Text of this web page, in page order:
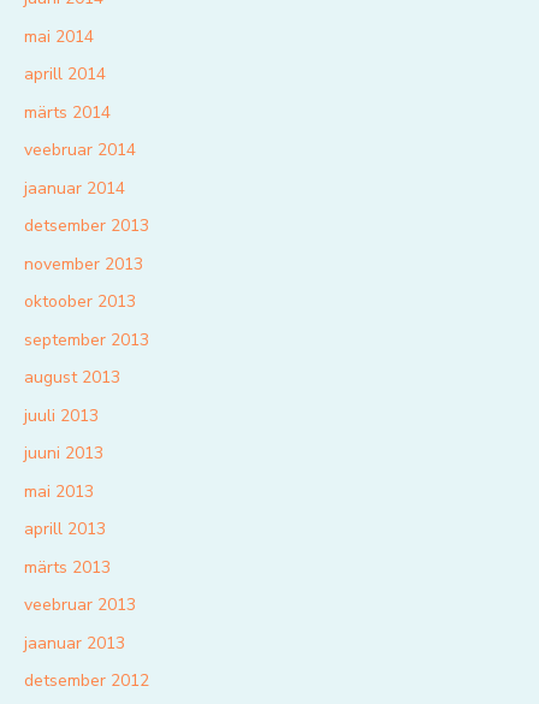
mai 2014
aprill 2014
märts 2014
veebruar 2014
jaanuar 2014
detsember 2013
november 2013
oktoober 2013
september 2013
august 2013
juuli 2013
juuni 2013
mai 2013
aprill 2013
märts 2013
veebruar 2013
jaanuar 2013
detsember 2012